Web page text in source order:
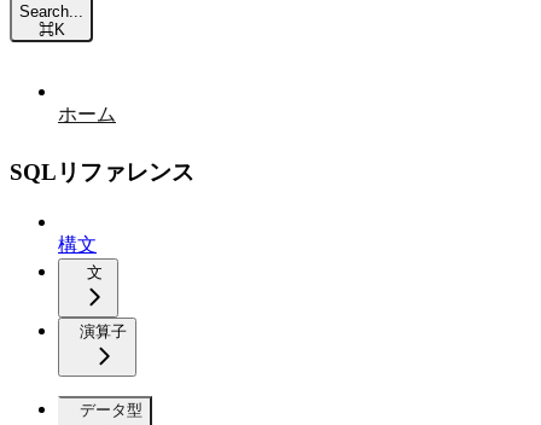
Search...
⌘K
ホーム
SQLリファレンス
構文
文
演算子
データ型